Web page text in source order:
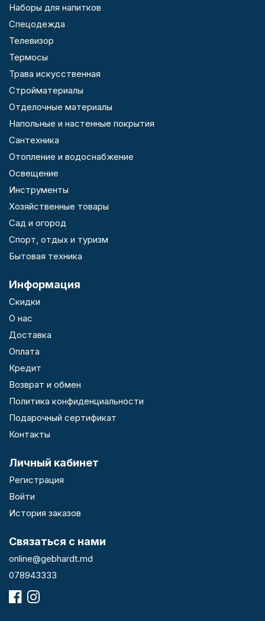
Наборы для напитков
Спецодежда
Телевизор
Термосы
Трава искусственная
Стройматериалы
Отделочные материалы
Напольные и настенные покрытия
Сантехника
Отопление и водоснабжение
Освещение
Инструменты
Хозяйственные товары
Сад и огород
Спорт, отдых и туризм
Бытовая техника
Информация
Скидки
О нас
Доставка
Оплата
Кредит
Возврат и обмен
Политика конфиденциальности
Подарочный сертификат
Контакты
Личный кабинет
Регистрация
Войти
История заказов
Связаться с нами
online@gebhardt.md
078943333